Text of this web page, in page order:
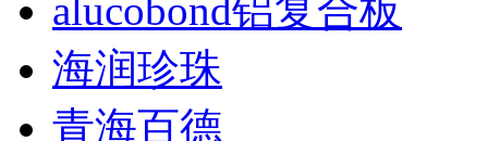
alucobond铝复合板
海润珍珠
青海百德